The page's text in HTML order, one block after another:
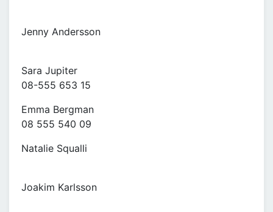
Jenny Andersson
Sara Jupiter
08-555 653 15
Emma Bergman
08 555 540 09
Natalie Squalli
Joakim Karlsson